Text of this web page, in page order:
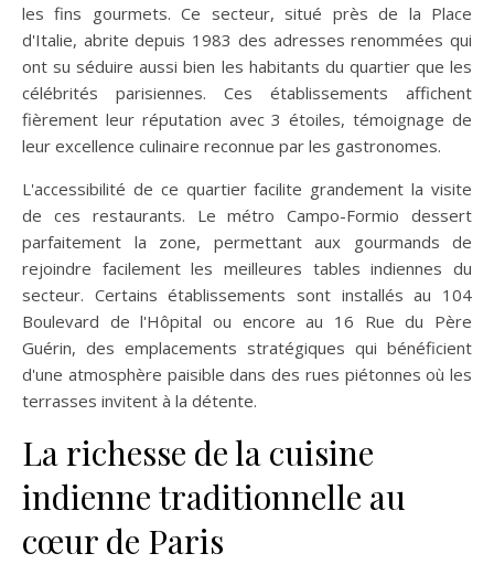
les fins gourmets. Ce secteur, situé près de la Place
d'Italie, abrite depuis 1983 des adresses renommées qui
ont su séduire aussi bien les habitants du quartier que les
célébrités parisiennes. Ces établissements affichent
fièrement leur réputation avec 3 étoiles, témoignage de
leur excellence culinaire reconnue par les gastronomes.
L'accessibilité de ce quartier facilite grandement la visite
de ces restaurants. Le métro Campo-Formio dessert
parfaitement la zone, permettant aux gourmands de
rejoindre facilement les meilleures tables indiennes du
secteur. Certains établissements sont installés au 104
Boulevard de l'Hôpital ou encore au 16 Rue du Père
Guérin, des emplacements stratégiques qui bénéficient
d'une atmosphère paisible dans des rues piétonnes où les
terrasses invitent à la détente.
La richesse de la cuisine
indienne traditionnelle au
cœur de Paris